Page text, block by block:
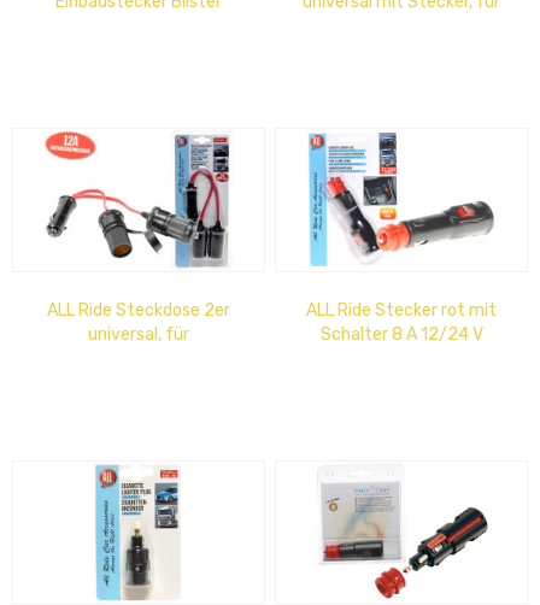
ALL Ride Steckdose 2er
universal, für
ALL Ride Stecker rot mit
Schalter 8 A 12/24 V